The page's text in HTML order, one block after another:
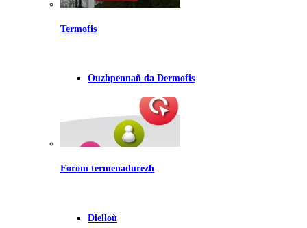
Termofis
Ouzhpennañ da Dermofis
Forom termenadurezh
Dielloù